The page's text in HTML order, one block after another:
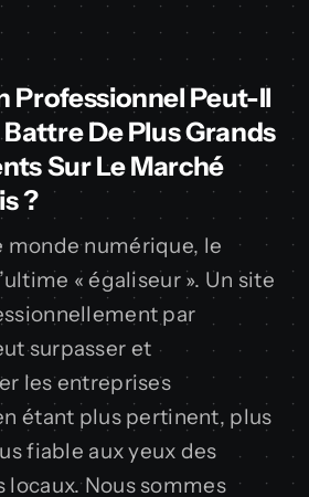
Professionnel Peut-Il
Battre De Plus Grands
Sur Le Marché
?
monde numérique, le
« égaliseur ». Un site
par
surpasser et
les entreprises
étant plus pertinent, plus
fiable aux yeux des
locaux. Nous sommes